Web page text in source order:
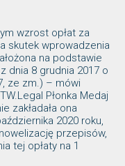
wzrost opłat za
skutek wprowadzenia
na podstawie
dnia 8 grudnia 2017 o
ze zm.) – mówi
Płonka Medaj
zakładała ona
2020 roku,
przepisów,
tej opłaty na 1